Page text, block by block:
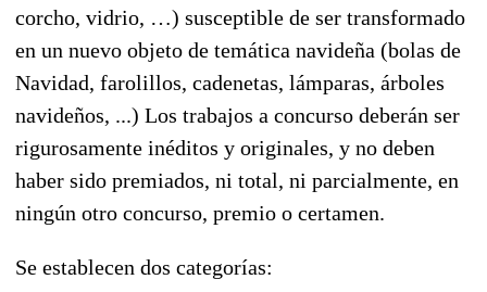
corcho, vidrio, …) susceptible de ser transformado
en un nuevo objeto de temática navideña (bolas de
Navidad, farolillos, cadenetas, lámparas, árboles
navideños, ...) Los trabajos a concurso deberán ser
rigurosamente inéditos y originales, y no deben
haber sido premiados, ni total, ni parcialmente, en
ningún otro concurso, premio o certamen.
Se establecen dos categorías: